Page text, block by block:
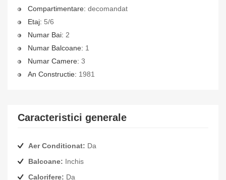
Compartimentare: decomandat
Etaj: 5/6
Numar Bai: 2
Numar Balcoane: 1
Numar Camere: 3
An Constructie: 1981
Caracteristici generale
Aer Conditionat: Da
Balcoane: Inchis
Calorifere: Da